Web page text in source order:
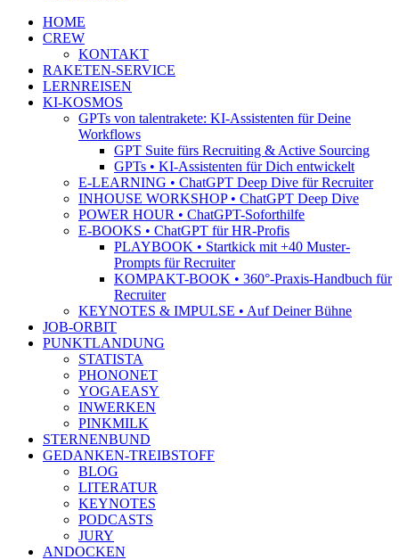
HOME
CREW
KONTAKT
RAKETEN-SERVICE
LERNREISEN
KI-KOSMOS
GPTs von talentrakete: KI-Assistenten für Deine
Workflows
GPT Suite fürs Recruiting & Active Sourcing
GPTs • KI-Assistenten für Dich entwickelt
E-LEARNING • ChatGPT Deep Dive für Recruiter
INHOUSE WORKSHOP • ChatGPT Deep Dive
POWER HOUR • ChatGPT-Soforthilfe
E-BOOKS • ChatGPT für HR-Profis
PLAYBOOK • Startkick mit +40 Muster-
Prompts für Recruiter
KOMPAKT-BOOK • 360°-Praxis-Handbuch für
Recruiter
KEYNOTES & IMPULSE • Auf Deiner Bühne
JOB-ORBIT
PUNKTLANDUNG
STATISTA
PHONONET
YOGAEASY
INWERKEN
PINKMILK
STERNENBUND
GEDANKEN-TREIBSTOFF
BLOG
LITERATUR
KEYNOTES
PODCASTS
JURY
ANDOCKEN